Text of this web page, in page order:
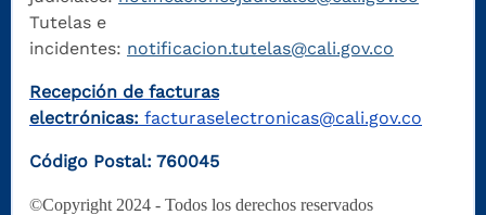
Tutelas e
incidentes: notificacion.tutelas@cali.gov.co
Recepción de facturas
electrónicas: facturaselectronicas@cali.gov.co
Código Postal: 760045
©Copyright 2024 - Todos los derechos reservados